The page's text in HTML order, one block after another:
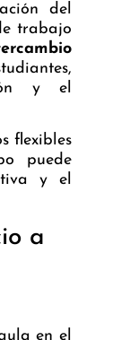
del
trabajo
y el
flexibles
puede
y el
a
en el